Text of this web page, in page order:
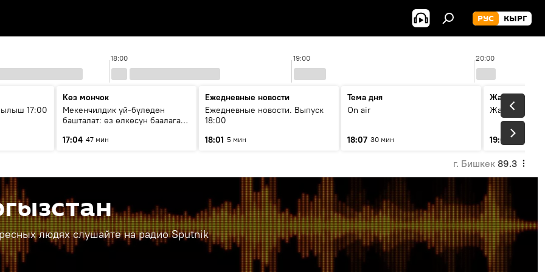
РУС КЫРГ
18:00 19:00 20:00
17:00
Көз мончок
Мекенчилдик үй-бүлөдөн
башталат: өз өлкөсүн баалаган
керек?
17:04 47 мин
Ежедневные новости
Ежедневные новости. Выпуск
18:00
18:01 5 мин
Тема дня
On air
18:07 30 мин
Жаңылыктар
19:01 11 мин
г. Бишкек 89.3
людях слушайте на радио Sputnik